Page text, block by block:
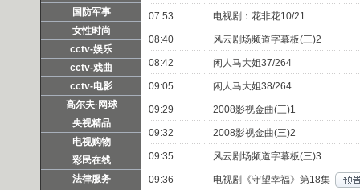
国防军事
女性时尚
cctv-娱乐
cctv-戏曲
cctv-电影
高尔夫·网球
央视精品
电视购物
彩民在线
法律服务
07:53 电视剧：花非花10/21
08:40 风云剧场频道字幕板(三)2
08:42 闲人马大姐37/264
09:05 闲人马大姐38/264
09:29 2008影视金曲(三)1
09:32 2008影视金曲(三)2
09:35 风云剧场频道字幕板(三)3
09:36 电视剧《守望幸福》第18集